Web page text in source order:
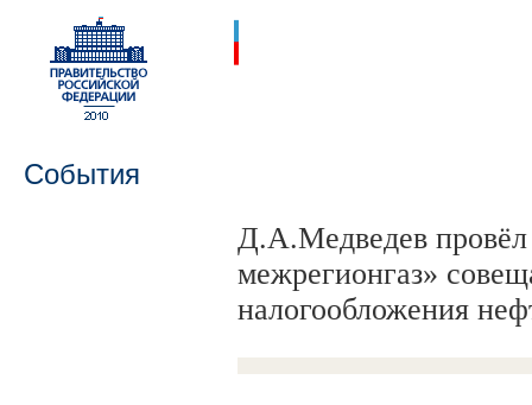
События
Д.А.Медведев
межрегионгаз»
налогообложения